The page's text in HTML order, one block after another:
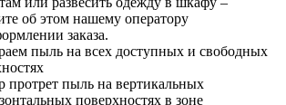
об этом нашему оператору
заказа.
пыль на всех доступных и свободных
протрет пыль на вертикальных
поверхностях в зоне